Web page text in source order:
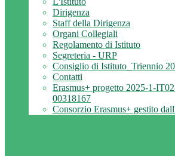
Dirigenza
Staff della Dirigenza
Organi Collegiali
Regolamento di Istituto
Segreteria - URP
Consiglio di Istituto_Triennio
Contatti
Erasmus+ progetto 2025-1-
00318167
Consorzio Erasmus+ gestito